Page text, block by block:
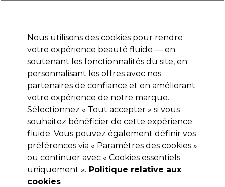
Se connecter
Marques Bons plans Coiffure Electro et Matériel
Livraison et délais
lire la suite
Beauté Manucure
Manucure
Tout ce dont vous avez besoin pour des ongles
impeccables, au même endroit. Des vernis semi-
permanents et gels UV aux extensions d’ongles, limes
Nous utilisons des cookies pour rendre
votre expérience beauté fluide — en
soutenant les fonctionnalités du site, en
personnalisant les offres avec nos
partenaires de confiance et en améliorant
votre expérience de notre marque.
Sélectionnez « Tout accepter » si vous
souhaitez bénéficier de cette expérience
fluide. Vous pouvez également définir vos
préférences via « Paramètres des cookies »
ou continuer avec « Cookies essentiels
uniquement ». Politique relative aux
cookies